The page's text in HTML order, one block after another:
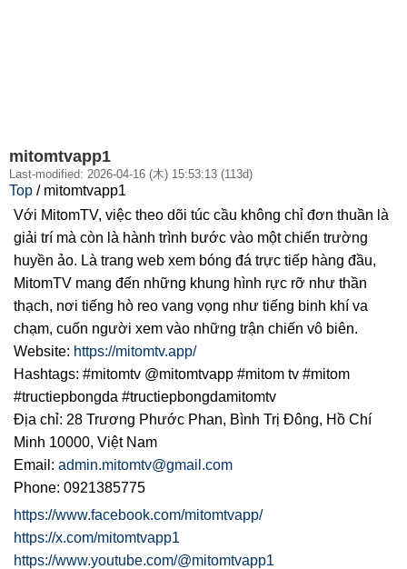
mitomtvapp1
Last-modified: 2026-04-16 (木) 15:53:13 (113d)
Top / mitomtvapp1
Với MitomTV, việc theo dõi túc cầu không chỉ đơn thuần là
giải trí mà còn là hành trình bước vào một chiến trường
huyền ảo. Là trang web xem bóng đá trực tiếp hàng đầu,
MitomTV mang đến những khung hình rực rỡ như thần
thạch, nơi tiếng hò reo vang vọng như tiếng binh khí va
chạm, cuốn người xem vào những trận chiến vô biên.
Website: https://mitomtv.app/
Hashtags: #mitomtv @mitomtvapp #mitom tv #mitom
#tructiepbongda #tructiepbongdamitomtv
Địa chỉ: 28 Trương Phước Phan, Bình Trị Đông, Hồ Chí
Minh 10000, Việt Nam
Email: admin.mitomtv@gmail.com
Phone: 0921385775
https://www.facebook.com/mitomtvapp/
https://x.com/mitomtvapp1
https://www.youtube.com/@mitomtvapp1